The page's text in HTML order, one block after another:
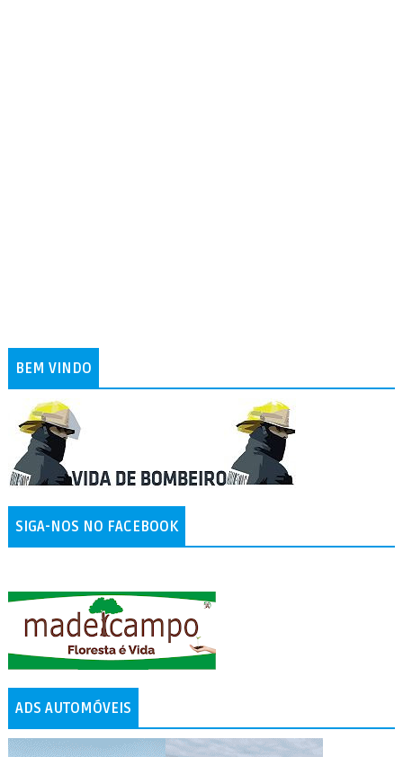
BEM VINDO
SIGA-NOS NO FACEBOOK
ADS AUTOMÓVEIS